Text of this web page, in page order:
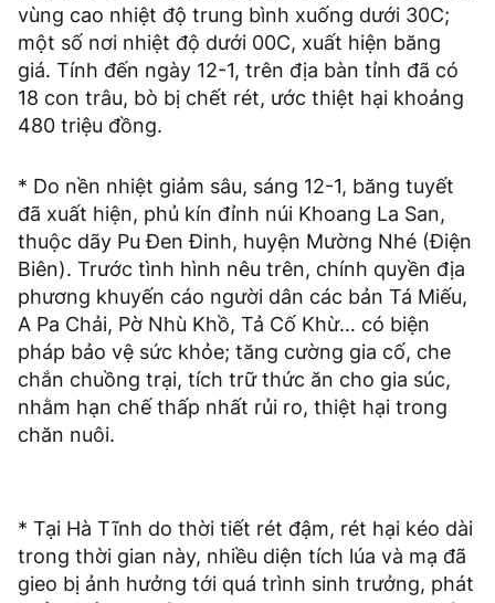
vùng cao nhiệt độ trung bình xuống dưới 30C;
một số nơi nhiệt độ dưới 00C, xuất hiện băng
giá. Tính đến ngày 12-1, trên địa bàn tỉnh đã có
18 con trâu, bò bị chết rét, ước thiệt hại khoảng
480 triệu đồng.
* Do nền nhiệt giảm sâu, sáng 12-1, băng tuyết
đã xuất hiện, phủ kín đỉnh núi Khoang La San,
thuộc dãy Pu Đen Đinh, huyện Mường Nhé (Điện
Biên). Trước tình hình nêu trên, chính quyền địa
phương khuyến cáo người dân các bản Tá Miếu,
A Pa Chải, Pờ Nhù Khồ, Tả Cố Khừ… có biện
pháp bảo vệ sức khỏe; tăng cường gia cố, che
chắn chuồng trại, tích trữ thức ăn cho gia súc,
nhằm hạn chế thấp nhất rủi ro, thiệt hại trong
chăn nuôi.
* Tại Hà Tĩnh do thời tiết rét đậm, rét hại kéo dài
trong thời gian này, nhiều diện tích lúa và mạ đã
gieo bị ảnh hưởng tới quá trình sinh trưởng, phát